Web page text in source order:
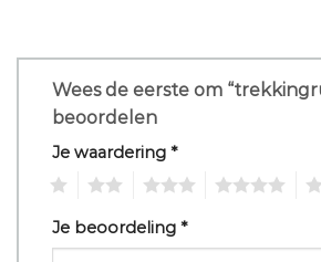
Wees de eerste om
beoordelen
Je waardering *
Je beoordeling *